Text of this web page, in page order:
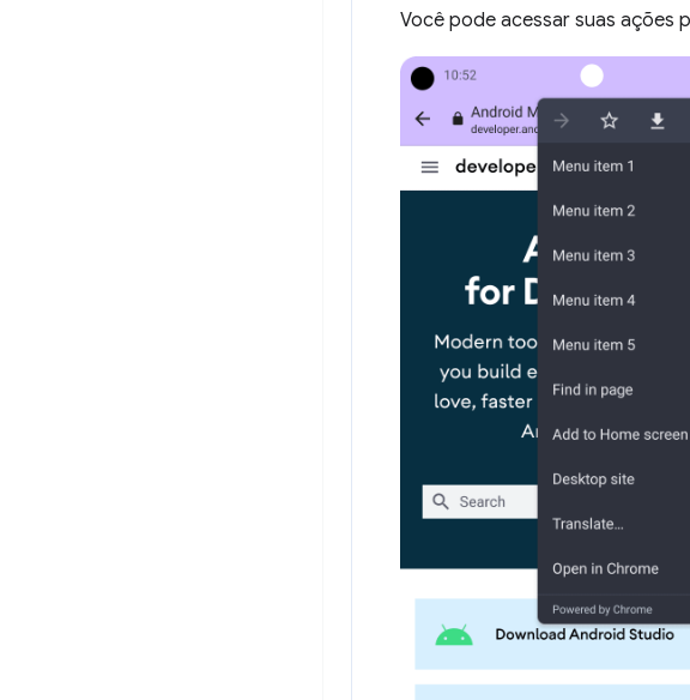
Você pode acessar suas ações